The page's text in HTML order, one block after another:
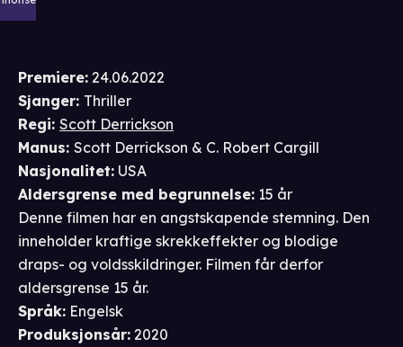
Premiere: 24.06.2022
Sjanger: Thriller
Regi: Scott Derrickson
Manus: Scott Derrickson & C. Robert Cargill
Nasjonalitet: USA
Aldersgrense med begrunnelse: 15 år
Denne filmen har en angstskapende stemning. Den
inneholder kraftige skrekkeffekter og blodige
draps- og voldsskildringer. Filmen får derfor
aldersgrense 15 år.
Språk: Engelsk
Produksjonsår: 2020